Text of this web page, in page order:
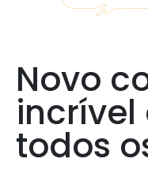
Novo
todos